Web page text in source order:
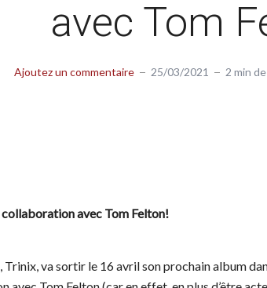
avec Tom
Ajoutez un commentaire 25/03/2021 2 min
avec Tom Felton!
va sortir le 16 avril son prochain album